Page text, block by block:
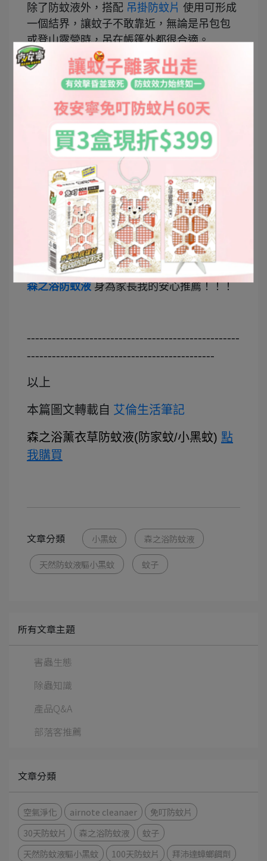
除了防蚊液外，搭配 吊掛防蚊片 使用可形成
一個結界，讓蚊子不敢靠近，無論是吊包包
或登山露營時，吊在帳篷外都很合適。
現在帶孩子們出外、郊遊、踏青，必備的防
蚊神器就是這兩樣：吊掛防蚊片 及 這瓶
浴防蚊液。有了它們小鮮肉們就不用再怕蚊
蟲叮咬了！
森之浴防蚊液 身為家長我的安心推薦！！！
---------------------------------------------------
---------------------------------------------
以上
本篇圖文轉載自 艾倫生活筆記
森之浴薰衣草防蚊液(防家蚊/小黑蚊) 點
我購買
文章分類 小黑蚊 森之浴防蚊液
天然防蚊液驅小黑蚊 蚊子
所有文章主題
害蟲生態
除蟲知識
產品Q&A
部落客推薦
文章分類
空氣淨化 airnote cleanaer
免叮防蚊片
30天防蚊片
森之浴防蚊液
蚊子
天然防蚊液驅小黑蚊
100天防蚊片
拜沛達蟑螂餌劑